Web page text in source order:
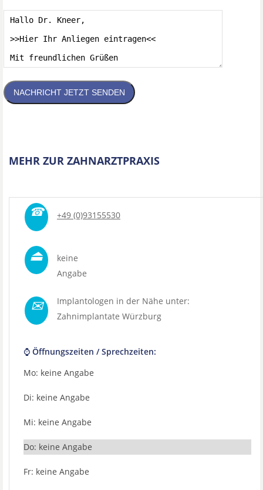
NACHRICHT JETZT SENDEN
MEHR ZUR ZAHNARZTPRAXIS
☎ +49 (0)93155530
⏏
keine
Angabe
✉
Implantologen in der Nähe unter:
Zahnimplantate Würzburg
⌚ Öffnungszeiten / Sprechzeiten:
Mo: keine Angabe
Di: keine Angabe
Mi: keine Angabe
Do: keine Angabe
Fr: keine Angabe